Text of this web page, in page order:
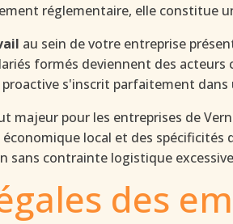
réglementaire, elle constitue
au sein de votre entreprise
formés deviennent des
s'inscrit parfaitement
majeur pour les entreprises de
local et des
sans contrainte logistique
des